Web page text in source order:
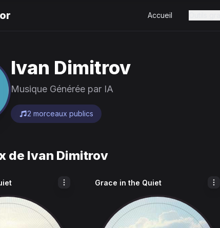
Accueil
Ivan Dimitrov
Musique Générée par IA
2 morceaux publics
de Ivan Dimitrov
Grace in the Quiet